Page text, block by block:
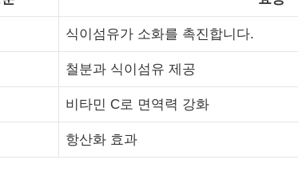
식이섬유가 소화를 촉진합니다.
철분과 식이섬유 제공
비타민 C로 면역력 강화
항산화 효과